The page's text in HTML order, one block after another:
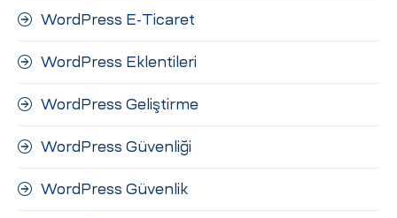
WordPress E-Ticaret
WordPress Eklentileri
WordPress Geliştirme
WordPress Güvenliği
WordPress Güvenlik